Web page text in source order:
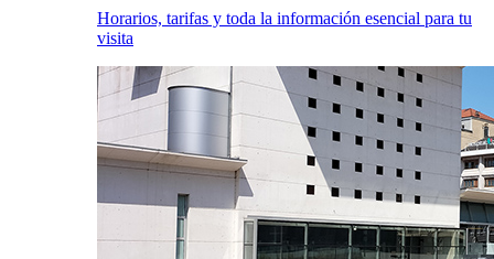
Horarios, tarifas y toda la información esencial para tu
visita